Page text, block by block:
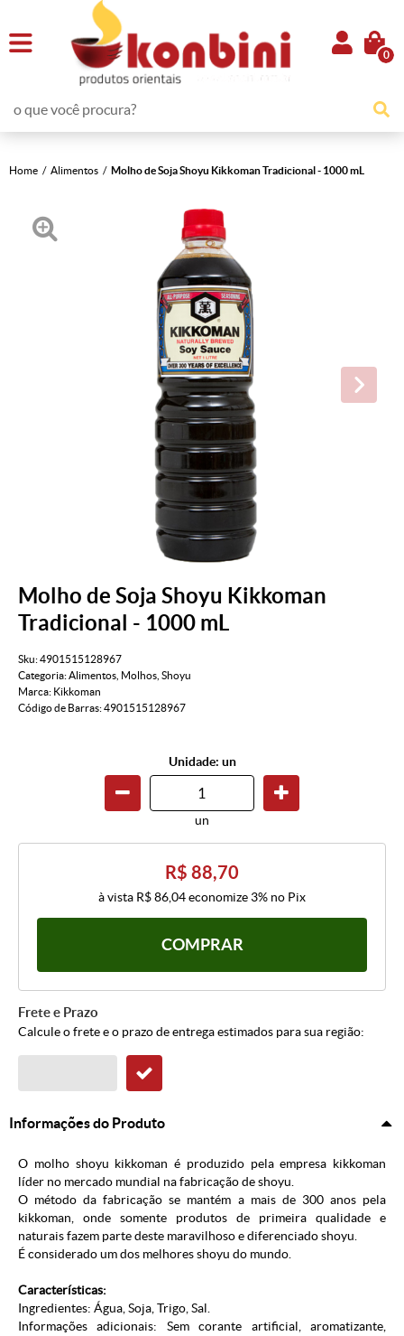
0
Home Alimentos Molho de Soja Shoyu Kikkoman Tradicional - 1000 mL
Molho de Soja Shoyu Kikkoman
Tradicional - 1000 mL
Sku:4901515128967
Categoria:Alimentos Molhos Shoyu
Marca: Kikkoman
Código de Barras:4901515128967
Unidade: un
un
R$ 88,70
à vista R$ 86,04economize 3% no Pix
COMPRAR
Frete e Prazo
Calcule o frete e o prazo de entrega estimados para sua região:
Informações do Produto
O molho shoyu kikkoman é produzido pela empresa kikkoman
líder no mercado mundial na fabricação de shoyu.
O método da fabricação se mantém a mais de 300 anos pela
kikkoman, onde somente produtos de primeira qualidade e
naturais fazem parte deste maravilhoso e diferenciado shoyu.
É considerado um dos melhores shoyu do mundo.
Características:
Ingredientes: Água, Soja, Trigo, Sal.
Informações adicionais: Sem corante artificial, aromatizante,